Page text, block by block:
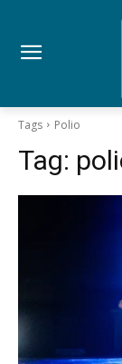
Tags Polio
Tag: